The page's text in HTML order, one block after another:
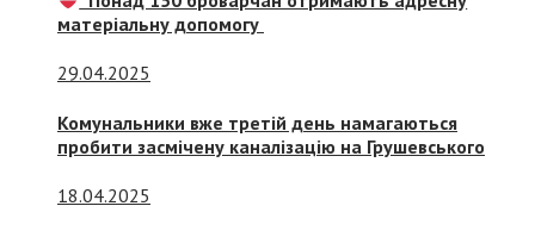
матеріальну допомогу
29.04.2025
Комунальники вже третій день намагаються
пробити засмічену каналізацію на Грушевського
18.04.2025